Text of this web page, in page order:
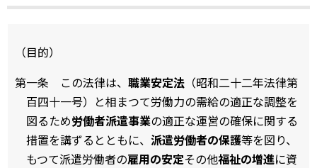
（目的）
第一条 この法律は、 職業安定法 （昭和二十二年法律第
百四十一号）と相まつて労働力の需給の適正な調整を
図るため労働者派遣事業の適正な運営の確保に関する
措置を講ずるとともに、 派遣労働者の保護等を図り、
もつて派遣労働者の雇用の安定その他福祉の増進に資